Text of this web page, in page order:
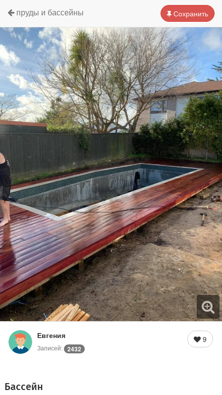
Сохранить
пруды и бассейны
Евгения
Записей: 2432
9
Бассейн